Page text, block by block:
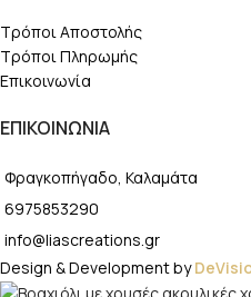
Τρόποι Αποστολής
Τρόποι Πληρωμής
Επικοινωνία
ΕΠΙΚΟΙΝΩΝΙΑ
Φραγκοπήγαδο, Καλαμάτα
6975853290
info@liascreations.gr
Design & Development by